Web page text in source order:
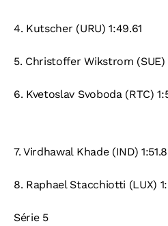
4. Kutscher (URU) 1:49.61
5. Christoffer Wikstrom (SUE)
6. Kvetoslav Svoboda (RTC)
7. Virdhawal Khade (IND)
8. Raphael Stacchiotti (LUX)
Série 5